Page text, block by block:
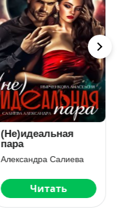
(Не)идеальная
пара
Александра Салиева
Читать